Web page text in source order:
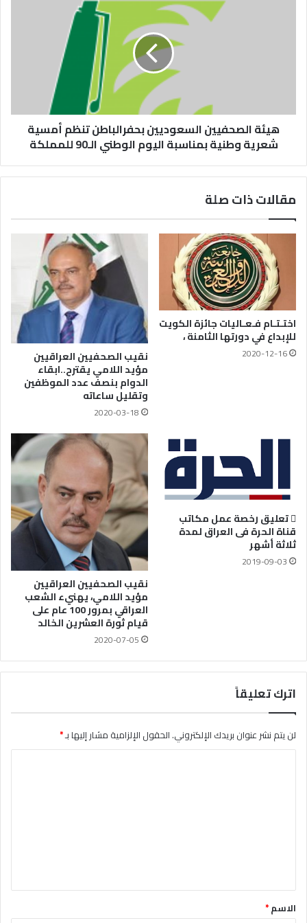
هيئة الصحفيين السعوديين بحفرالباطن تنظم أمسية
شعرية وطنية بمناسبة اليوم الوطني الـ90 للمملكة
مقالات ذات صلة
اختـتـام فـعـاليات جائزة الكويت
للإبداع في دورتها الثامنة ،
2020-12-16 نقيب الصحفيين العراقيين
مؤيد اللامي يقترح..ابقاء
الدوام بنصف عدد الموظفين
وتقليل ساعاته
2020-03-18
 تعليق رخصة عمل مكاتب
قناة الحرة فى العراق لمدة
ثلاثة أشهر
2019-09-03
نقيب الصحفيين العراقيين
مؤيد اللامي، يهنيء الشعب
العراقي بمرور 100 عام على
قيام ثورة العشرين الخالد
2020-07-05
اترك تعليقاً
لن يتم نشر عنوان بريدك الإلكتروني.الحقول الإلزامية مشار إليها بـ*
*الاسم*